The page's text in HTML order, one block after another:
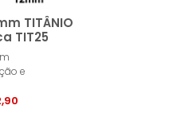
TITÂNIO
TIT25
e